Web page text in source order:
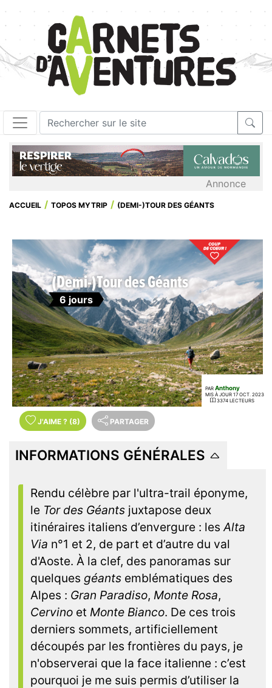
Annonce
ACCUEIL TOPOS MYTRIP (DEMI-)TOUR DES GÉANTS
(Demi-)Tour des Géants
6 jours
PAR Anthony
MIS À JOUR 17 OCT. 2023
3374 LECTEURS
J'AIME ? (8) PARTAGER
INFORMATIONS GÉNÉRALES
Rendu célèbre par l'ultra-trail éponyme,
le Tor des Géants juxtapose deux
itinéraires italiens d’envergure : lesAlta
Via n°1 et 2, de part et d’autre du val
d'Aoste. À la clef, des panoramas sur
quelques géants emblématiques des
Alpes : Gran Paradiso, Monte Rosa,
Cervino et Monte Bianco. De ces trois
derniers sommets, artificiellement
découpés par les frontières du pays, je
n'observerai que la face italienne : c’est
pourquoi je me suis permis d’utiliser la